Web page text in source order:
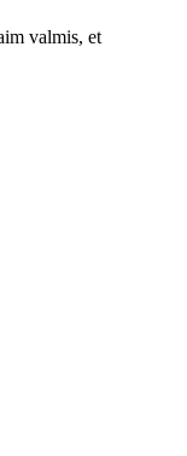
valmis, et